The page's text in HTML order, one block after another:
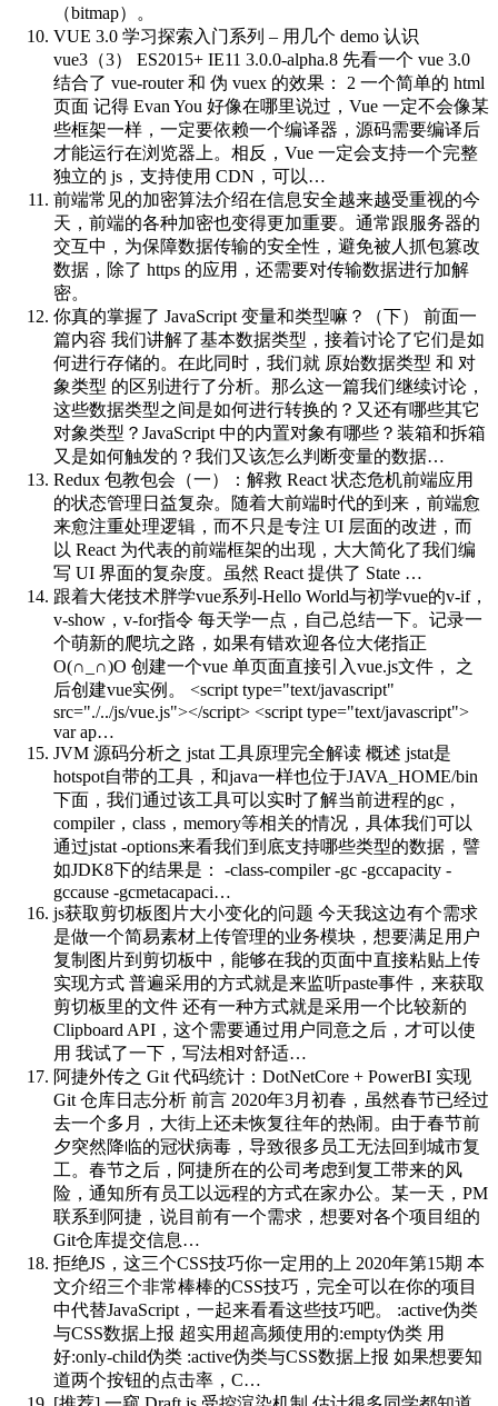
（bitmap）。
VUE 3.0 学习探索入门系列 – 用几个 demo 认识
vue3（3）
ES2015+ IE11 3.0.0-alpha.8 先看一个 vue 3.0
结合了 vue-router 和 伪 vuex 的效果： 2 一个简单的 html
页面 记得 Evan You 好像在哪里说过，Vue 一定不会像某
些框架一样，一定要依赖一个编译器，源码需要编译后
才能运行在浏览器上。相反，Vue 一定会支持一个完整
独立的 js，支持使用 CDN，可以…
前端常见的加密算法介绍在信息安全越来越受重视的今
天，前端的各种加密也变得更加重要。通常跟服务器的
交互中，为保障数据传输的安全性，避免被人抓包篡改
数据，除了 https 的应用，还需要对传输数据进行加解
密。
你真的掌握了 JavaScript 变量和类型嘛？（下）
前面一
篇内容 我们讲解了基本数据类型，接着讨论了它们是如
何进行存储的。在此同时，我们就 原始数据类型 和 对
象类型 的区别进行了分析。那么这一篇我们继续讨论，
这些数据类型之间是如何进行转换的？又还有哪些其它
对象类型？JavaScript 中的内置对象有哪些？装箱和拆箱
又是如何触发的？我们又该怎么判断变量的数据…
Redux 包教包会（一）：解救 React 状态危机前端应用
的状态管理日益复杂。随着大前端时代的到来，前端愈
来愈注重处理逻辑，而不只是专注 UI 层面的改进，而
以 React 为代表的前端框架的出现，大大简化了我们编
写 UI 界面的复杂度。虽然 React 提供了 State …
跟着大佬技术胖学vue系列-Hello World与初学vue的v-if，
v-show，v-for指令 每天学一点，自己总结一下。记录一
个萌新的爬坑之路，如果有错欢迎各位大佬指正
O(∩_∩)O 创建一个vue 单页面直接引入vue.js文件， 之
后创建vue实例。 <script type="text/javascript"
src="./../js/vue.js"></script> <script type="text/javascript">
var ap…
JVM 源码分析之 jstat 工具原理完全解读 概述 jstat是
hotspot自带的工具，和java一样也位于JAVA_HOME/bin
下面，我们通过该工具可以实时了解当前进程的gc，
compiler，class，memory等相关的情况，具体我们可以
通过jstat -options来看我们到底支持哪些类型的数据，譬
如JDK8下的结果是： -class-compiler -gc -gccapacity -
gccause -gcmetacapaci…
js获取剪切板图片大小变化的问题 今天我这边有个需求
是做一个简易素材上传管理的业务模块，想要满足用户
复制图片到剪切板中，能够在我的页面中直接粘贴上传
实现方式 普遍采用的方式就是来监听paste事件，来获取
剪切板里的文件 还有一种方式就是采用一个比较新的
Clipboard API，这个需要通过用户同意之后，才可以使
用 我试了一下，写法相对舒适…
阿捷外传之 Git 代码统计：DotNetCore + PowerBI 实现
Git 仓库日志分析 前言 2020年3月初春，虽然春节已经过
去一个多月，大街上还未恢复往年的热闹。由于春节前
夕突然降临的冠状病毒，导致很多员工无法回到城市复
工。春节之后，阿捷所在的公司考虑到复工带来的风
险，通知所有员工以远程的方式在家办公。某一天，PM
联系到阿捷，说目前有一个需求，想要对各个项目组的
Git仓库提交信息…
拒绝JS，这三个CSS技巧你一定用的上​ 2020年第15期 本
文介绍三个非常棒棒的CSS技巧，完全可以在你的项目
中代替JavaScript，一起来看看这些技巧吧。 :active伪类
与CSS数据上报 超实用超高频使用的:empty伪类 用
好:only-child伪类 :active伪类与CSS数据上报 如果想要知
道两个按钮的点击率，C…